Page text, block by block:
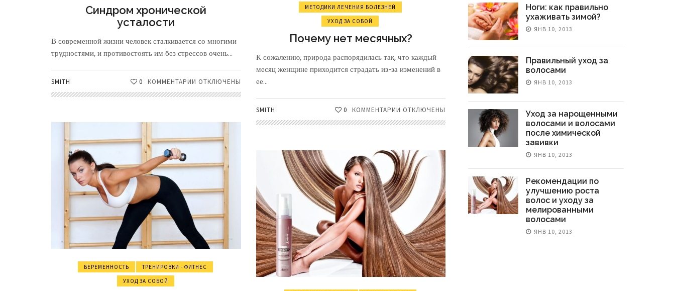
Синдром хронической
усталости
В современной жизни человек сталкивается со многими
трудностями, и противостоять им без стрессов очень...
SMITH КОММЕНТАРИИ К
ЗАПИСИ
УСТАЛОСТИ
ОТКЛЮЧЕНЫ
0
МЕТОДИКИ ЛЕЧЕНИЯ БОЛЕЗНЕЙ
УХОД ЗА СОБОЙ
Почему нет месячных?
К сожалению, природа распорядилась так, что каждый
месяц женщине приходится страдать из-за изменений в
ее...
SMITH КОММЕНТАРИИ К
ЗАПИСИ
МЕСЯЧНЫХ?
ОТКЛЮЧЕНЫ
0
БЕРЕМЕННОСТЬ
ТРЕНИРОВКИ - ФИТНЕС
УХОД ЗА СОБОЙ
Ноги: как правильно
ухаживать зимой?
ЯНВ 10, 2013
Правильный уход за
волосами
ЯНВ 10, 2013
Уход за нарощенными
волосами и волосами
после химической
завивки
ЯНВ 10, 2013
Рекомендации по
улучшению роста
волос и уходу за
мелированными
волосами
ЯНВ 10, 2013